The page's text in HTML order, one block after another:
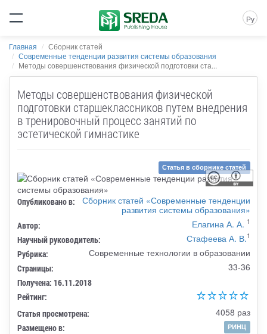
Ру
Главная
Сборник статей
Современные тенденции развития системы образования
Методы совершенствования физической подготовки ста...
Методы совершенствования физической
подготовки старшеклассников путем внедрения
в тренировочный процесс занятий по
эстетической гимнастике
Статья в сборнике статей
Опубликовано в:
Сборник статей «Современные тенденции
развития системы образования»
Автор: Елагина А. А. 1
Научный руководитель: Стафеева А. В.1
Рубрика: Современные технологии в образовании
Страницы: 33-36
Получена: 16.11.2018
Рейтинг:
Статья просмотрена:
4058 раз
Размещено в:
РИНЦ